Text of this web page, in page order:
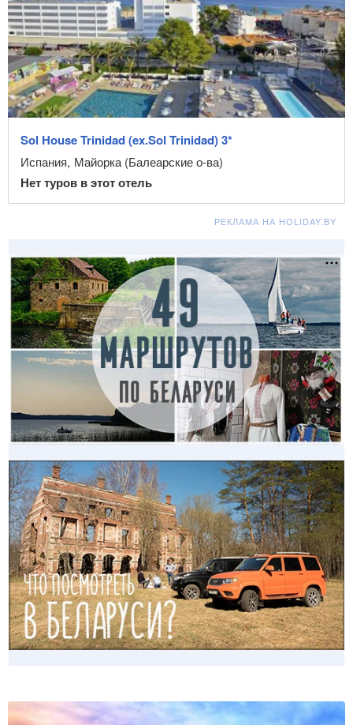
Sol House Trinidad (ex.Sol Trinidad) 3*
Испания, Майорка (Балеарские о-ва)
Нет туров в этот отель
РЕКЛАМА НА HOLIDAY.BY